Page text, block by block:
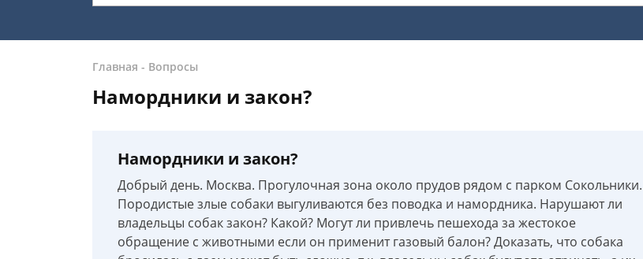
Главная - Вопросы
Намордники и закон?
Намордники и закон?
Добрый день. Москва. Прогулочная зона около прудов рядом с парком Сокольники.
Породистые злые собаки выгуливаются без поводка и намордника. Нарушают ли
владельцы собак закон? Какой? Могут ли привлечь пешехода за жестокое
обращение с животными если он применит газовый балон? Доказать, что собака